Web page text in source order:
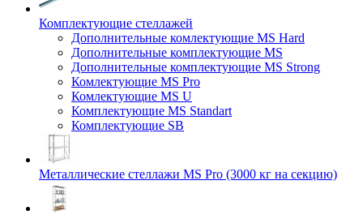
Комплектующие стеллажей
Дополнительные комлектующие MS Hard
Дополнительные комплектующие MS
Дополнительные комплектующие MS Strong
Комлектующие MS Pro
Комлектующие MS U
Комплектующие MS Standart
Комплектующие SB
Металлические стеллажи MS Pro (3000 кг на секцию)